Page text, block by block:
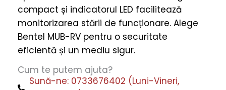
Securitate
quantity
compact și indicatorul LED facilitează
monitorizarea stării de funcționare. Alege
Bentel MUB-RV pentru o securitate
eficientă și un mediu sigur.
Cum te putem ajuta?
Sună-ne: 0733676402 (Luni-Vineri,